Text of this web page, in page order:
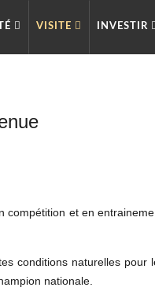
VISITE INVESTIR
compétition et en
conditions naturelles pour
nationale.